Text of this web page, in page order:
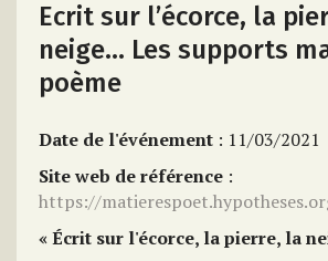
Ecrit sur l’écorce, la
neige… Les supports
poème
Date de l'événement : 11/03/2021
Site web de référence :
https://
« Écrit sur l'écorce, la pierre, la